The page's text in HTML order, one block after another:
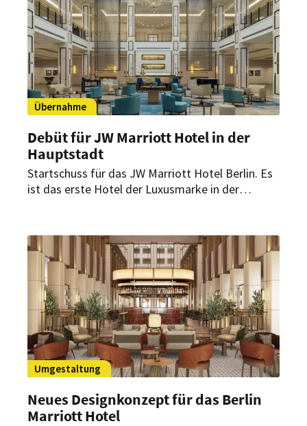
Übernahme
Debüt für JW Marriott Hotel in der
Hauptstadt
Startschuss für das JW Marriott Hotel Berlin. Es
ist das erste Hotel der Luxusmarke in der
Moment genießen.
Umgestaltung
Neues Designkonzept für das Berlin
Marriott Hotel